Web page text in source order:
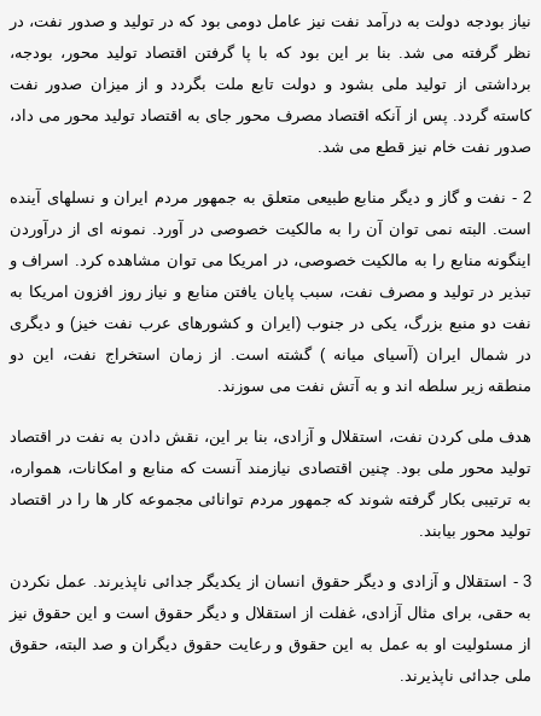
نیاز بودجه دولت به درآمد نفت نیز عامل دومی بود که در تولید و صدور نفت، در
نظر گرفته می شد
بنا بر این بود که با پا گرفتن اقتصاد تولید محور، بودجه،
برداشتی از تولید ملی بشود و دولت تابع ملت بگردد و از میزان صدور نفت
کاسته گردد
پس از آنکه اقتصاد مصرف محور جای به اقتصاد تولید محور می داد،
صدور نفت خام نیز قطع می شد
2 -
نفت و گاز و دیگر منابع طبیعی متعلق به جمهور مردم ایران و نسلهای آینده
است. البته نمی توان آن را به مالکیت خصوصی در آورد
نمونه ای از درآوردن
اینگونه منابع را به مالکیت خصوصی، در امریکا می توان مشاهده کرد
اسراف و
تبذیر در تولید و مصرف نفت، سبب پایان یافتن منابع و نیاز روز افزون امریکا به
نفت دو منبع بزرگ، یکی در جنوب(ایران و کشورهای عرب نفت خیز ) و دیگری
در شمال ایران (آسیای میانه )گشته است
از زمان استخراج نفت، این دو
منطقه زیر سلطه اند و به آتش نفت می سوزند
هدف ملی کردن نفت، استقلال و آزادی، بنا بر این، نقش دادن به نفت در اقتصاد
تولید محور ملی بود
چنین اقتصادی نیازمند آنست که منابع و امکانات، همواره،
به ترتیبی بکار گرفته شوند که جمهور مردم توانائی مجموعه کار ها را در اقتصاد
تولید محور بیابند
3 - استقلال و آزادی و دیگر حقوق انسان از یکدیگر جدائی ناپذیرند
عمل نکردن
به حقی، برای مثال آزادی، غفلت از استقلال و دیگر حقوق است و این حقوق نیز
از مسئولیت او به عمل به این حقوق و رعایت حقوق دیگران و صد البته، حقوق
ملی جدائی ناپذیرند